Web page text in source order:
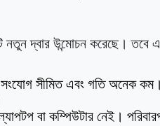
দ্বার উন্মোচন করেছে। তবে
সংযোগ সীমিত এবং গতি অনেক
ল্যাপটপ বা কম্পিউটার নেই।